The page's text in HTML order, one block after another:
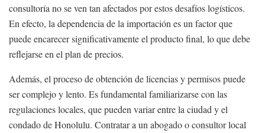
consultoría no se ven tan afectados por estos desafíos logísticos.
En efecto, la dependencia de la importación es un factor que
puede encarecer significativamente el producto final, lo que debe
reflejarse en el plan de precios.
Además, el proceso de obtención de licencias y permisos puede
ser complejo y lento. Es fundamental familiarizarse con las
regulaciones locales, que pueden variar entre la ciudad y el
condado de Honolulu. Contratar a un abogado o consultor local